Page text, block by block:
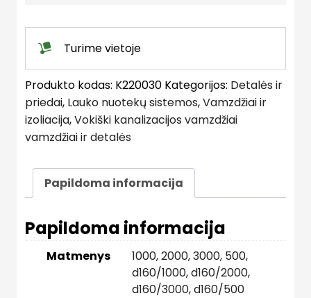
quantity
Turime vietoje
Produkto kodas: K220030 Kategorijos: Detalės ir
priedai, Lauko nuotekų sistemos,Vamzdžiai ir
izoliacija,Vokiški kanalizacijos vamzdžiai
vamzdžiai ir detalės
Papildoma informacija
Papildoma informacija
Matmenys 1000,2000,3000, 500,
d160/1000,d160/2000,
d160/3000,d160/500